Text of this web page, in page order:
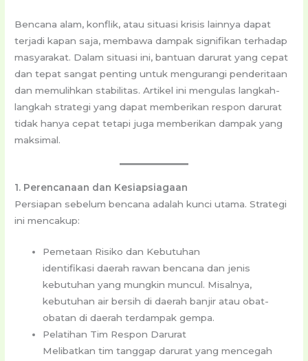
Bencana alam, konflik, atau situasi krisis lainnya dapat
terjadi kapan saja, membawa dampak signifikan terhadap
masyarakat. Dalam situasi ini, bantuan darurat yang cepat
dan tepat sangat penting untuk mengurangi penderitaan
dan memulihkan stabilitas. Artikel ini mengulas langkah-
langkah strategi yang dapat memberikan respon darurat
tidak hanya cepat tetapi juga memberikan dampak yang
maksimal.
1. Perencanaan dan Kesiapsiagaan
Persiapan sebelum bencana adalah kunci utama. Strategi
ini mencakup:
Pemetaan Risiko dan Kebutuhan
identifikasi daerah rawan bencana dan jenis
kebutuhan yang mungkin muncul. Misalnya,
kebutuhan air bersih di daerah banjir atau obat-
obatan di daerah terdampak gempa.
Pelatihan Tim Respon Darurat
Melibatkan tim tanggap darurat yang mencegah